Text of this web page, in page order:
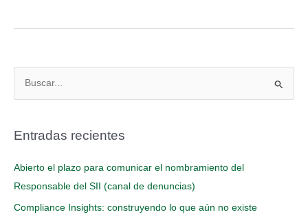
c
Entradas recientes
Abierto el plazo para comunicar el nombramiento del
Responsable del SII (canal de denuncias)
Compliance Insights: construyendo lo que aún no existe